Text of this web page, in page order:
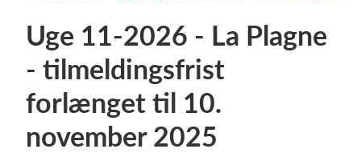
Presseomtale
Funktioner
Kalender
Kontingentopkrævning
Hjemmeside
Uge 11-2026 - La Plagne
- tilmeldingsfrist
forlænget til 10.
november 2025